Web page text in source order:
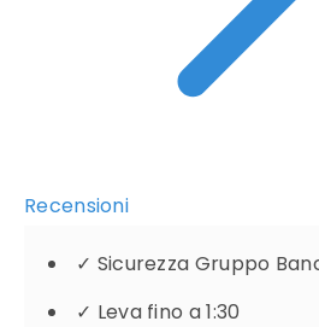
Recensioni
✓ Sicurezza Gruppo
✓ Leva fino a 1:30